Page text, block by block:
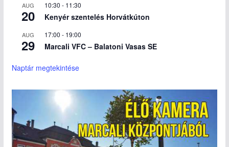
AUG
20
10:30 - 11:30
Kenyér szentelés Horvátkúton
AUG
29
17:00 - 19:00
Marcali VFC – Balatoni Vasas SE
Naptár megtekintése